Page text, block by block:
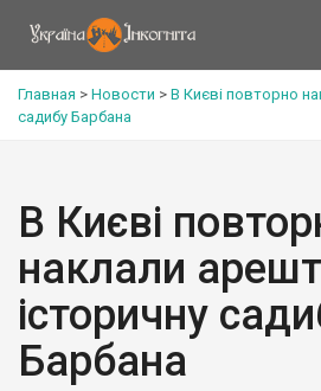
Главная > Новости > В Києві повторно
садибу Барбана
В Києві
наклали
історичну
Барбана